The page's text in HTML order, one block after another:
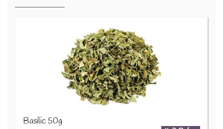
Basilic 50g